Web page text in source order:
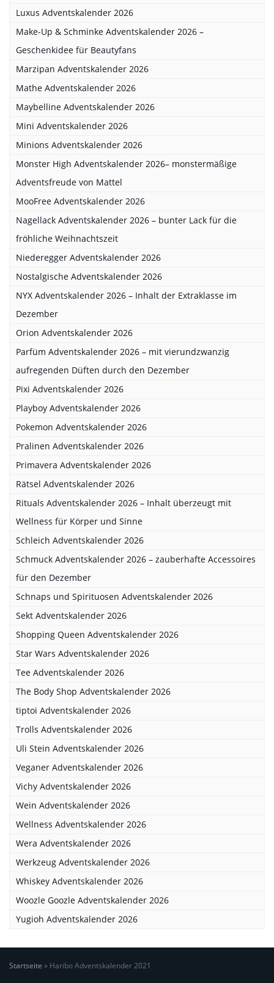
Luxus Adventskalender 2026
Make-Up & Schminke Adventskalender 2026 –
Geschenkidee für Beautyfans
Marzipan Adventskalender 2026
Mathe Adventskalender 2026
Maybelline Adventskalender 2026
Mini Adventskalender 2026
Minions Adventskalender 2026
Monster High Adventskalender 2026– monstermäßige
Adventsfreude von Mattel
MooFree Adventskalender 2026
Nagellack Adventskalender 2026 – bunter Lack für die
fröhliche Weihnachtszeit
Niederegger Adventskalender 2026
Nostalgische Adventskalender 2026
NYX Adventskalender 2026 – Inhalt der Extraklasse im
Dezember
Orion Adventskalender 2026
Parfüm Adventskalender 2026 – mit vierundzwanzig
aufregenden Düften durch den Dezember
Pixi Adventskalender 2026
Playboy Adventskalender 2026
Pokemon Adventskalender 2026
Pralinen Adventskalender 2026
Primavera Adventskalender 2026
Rätsel Adventskalender 2026
Rituals Adventskalender 2026 – Inhalt überzeugt mit
Wellness für Körper und Sinne
Schleich Adventskalender 2026
Schmuck Adventskalender 2026 – zauberhafte Accessoires
für den Dezember
Schnaps und Spirituosen Adventskalender 2026
Sekt Adventskalender 2026
Shopping Queen Adventskalender 2026
Star Wars Adventskalender 2026
Tee Adventskalender 2026
The Body Shop Adventskalender 2026
tiptoi Adventskalender 2026
Trolls Adventskalender 2026
Uli Stein Adventskalender 2026
Veganer Adventskalender 2026
Vichy Adventskalender 2026
Wein Adventskalender 2026
Wellness Adventskalender 2026
Wera Adventskalender 2026
Werkzeug Adventskalender 2026
Whiskey Adventskalender 2026
Woozle Goozle Adventskalender 2026
Yugioh Adventskalender 2026
Startseite » Haribo Adventskalender 2021